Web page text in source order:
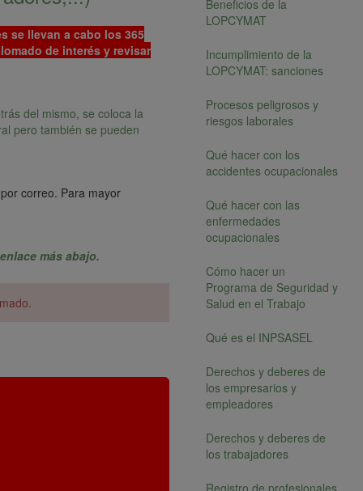
se llevan a cabo los 365
de interés y revisar
del mismo, se coloca la
pero también se pueden
correo. Para mayor
más abajo.
Beneficios de la
LOPCYMAT
Incumplimiento de la
LOPCYMAT: sanciones
Procesos peligrosos y
riesgos laborales
Qué hacer con los
accidentes ocupacionales
Qué hacer con las
enfermedades
ocupacionales
Cómo hacer un
Programa de Seguridad y
Salud en el Trabajo
Qué es el INPSASEL
Derechos y deberes de
los empresarios y
empleadores
Derechos y deberes de
los trabajadores